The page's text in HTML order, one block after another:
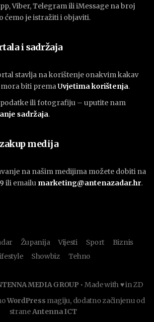
Viber, Telegram ili iMessage na broj
ćemo je istražiti i objaviti.
i sadržaja
stavlja na korištenje onakvim kakav
biti premaUvjetima korištenja.
podatke ili fotografiju – uputite nam
sadržaja.
medija
na našim medijima možete dobiti na
ili emailu marketing@antenazadar.hr.
Županija Vijesti Sport
Biznis
Showbiz Tehno
MEDIA GROUP • Made with ♥ in ZD
WordPress magiju, dodatno začinjenu od
straneAntenna ICT